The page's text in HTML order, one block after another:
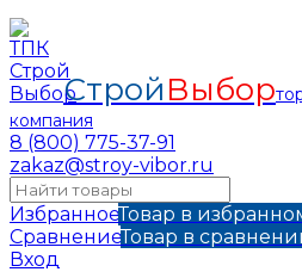
СтройВыбор
компания
8 (800) 775-37-91
zakaz@stroy-vibor.ru
ИзбранноеТовар в
СравнениеТовар в
Вход